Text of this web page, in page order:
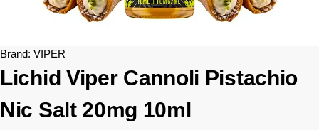
Brand: VIPER
Lichid Viper Cannoli Pistachio
Nic Salt 20mg 10ml